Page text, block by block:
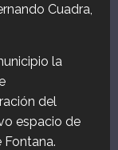
Cuadra,
la
del
espacio de